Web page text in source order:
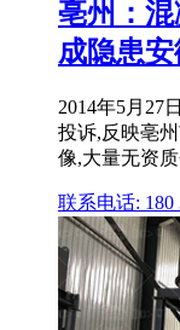
亳州：
成隐患
2014年5月27
投诉,反映亳
像,大量无资
联系电话: 180